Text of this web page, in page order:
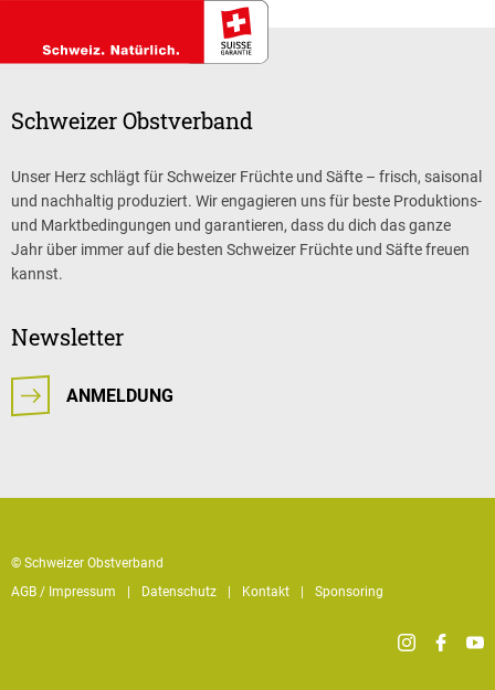
Schweizer Obstverband
Unser Herz schlägt für Schweizer Früchte und Säfte – frisch, saisonal
und nachhaltig produziert. Wir engagieren uns für beste Produktions-
und Marktbedingungen und garantieren, dass du dich das ganze
Jahr über immer auf die besten Schweizer Früchte und Säfte freuen
kannst.
Newsletter
ANMELDUNG
© Schweizer Obstverband
AGB / Impressum
Datenschutz Kontakt Sponsoring